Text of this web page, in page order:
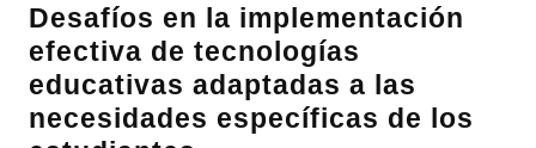
Desafíos en la implementación
efectiva de tecnologías
educativas adaptadas a las
necesidades específicas de los